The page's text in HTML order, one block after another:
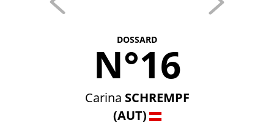
DOSSARD
N°16
Carina SCHREMPF
(AUT)